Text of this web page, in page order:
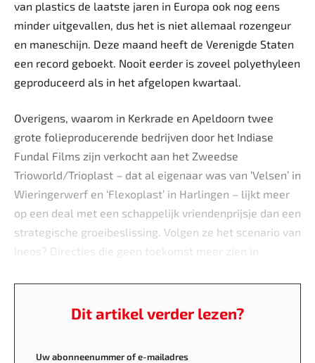
van plastics de laatste jaren in Europa ook nog eens
minder uitgevallen, dus het is niet allemaal rozengeur
en maneschijn. Deze maand heeft de Verenigde Staten
een record geboekt. Nooit eerder is zoveel polyethyleen
geproduceerd als in het afgelopen kwartaal.
Overigens, waarom in Kerkrade en Apeldoorn twee
grote folieproducerende bedrijven door het Indiase
Fundal Films zijn verkocht aan het Zweedse
Trioworld/Trioplast – dat al eigenaar was van ‘Velsen’ in
Wieringerwerf en ‘Flexoplast’ in Harlingen – lijkt meer
op een deal met een schappelijk vriendenprijsje dan een
strategische groeibeslissing. Volgen ze het scenario van
Ineos? Directies die geen toekomst meer zien in
Dit artikel verder lezen?
Uw abonneenummer of e-mailadres